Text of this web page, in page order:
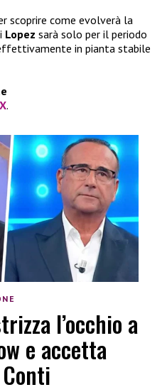
scoprire come evolverà la
Lopez sarà solo per il periodo
in pianta stabile
X.
l’occhio a
e accetta